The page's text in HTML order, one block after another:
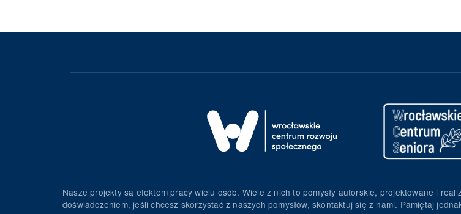
Nasze projekty są efektem pracy wielu osób. Wiele z nich to pomysły autorskie, projektowane i
doświadczeniem, jeśli chcesz skorzystać z naszych pomysłów, skontaktuj się z nami. Pamiętaj